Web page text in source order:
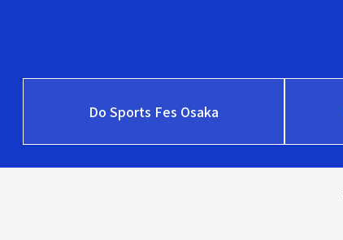
Do Sports Fes Osaka